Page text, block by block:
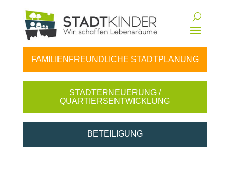
FAMILIENFREUNDLICHE STADTPLANUNG
STADTERNEUERUNG /
QUARTIERSENTWICKLUNG
BETEILIGUNG